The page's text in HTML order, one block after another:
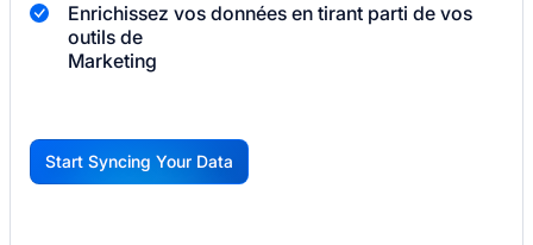
Enrichissez vos données en tirant parti de vos
outils de
Marketing
G
Start Syncing Your Data